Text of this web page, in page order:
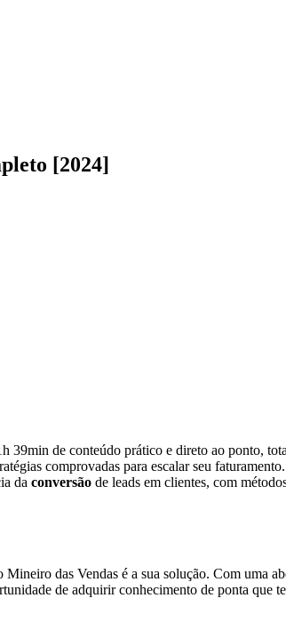
[2024]
39min de conteúdo prático e direto ao ponto,
comprovadas para escalar seu
da conversão de leads em clientes, com
das Vendas é a sua solução. Com uma
de adquirir conhecimento de ponta que